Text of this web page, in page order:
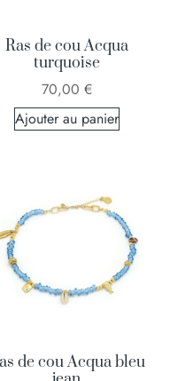
Ras de cou Acqua
turquoise
70,00 €
Ajouter au panier
de cou Acqua bleu